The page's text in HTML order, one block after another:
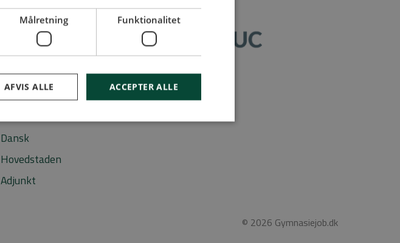
Mest brugte søgeord
Dansk
Hovedstaden
Adjunkt
© 2026 Gymnasiejob.dk
Målretning Funktionalitet
ACCEPTER ALLE
AFVIS ALLE